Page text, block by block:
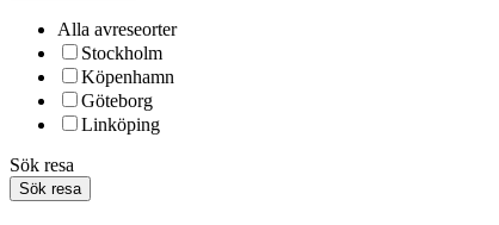
Alla avreseorter
Stockholm
Köpenhamn
Göteborg
Linköping
Sök resa
Sök resa